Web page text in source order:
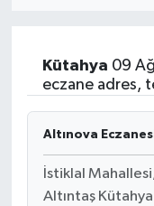
Kütahya 09
eczane adres,
Altınova
İstiklal
Altıntaş Kütahya
Sağlık
Magazin